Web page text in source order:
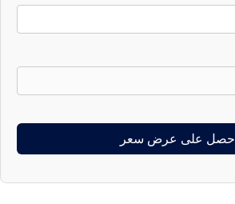
احصل على عرض سعر